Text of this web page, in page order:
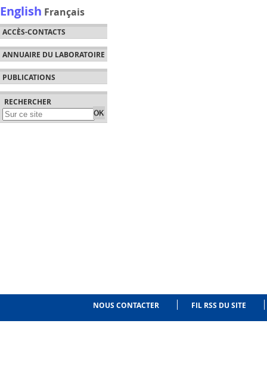
English Français
ACCÈS-CONTACTS
ANNUAIRE DU LABORATOIRE
PUBLICATIONS
RECHERCHER
NOUS CONTACTER FIL RSS DU SITE